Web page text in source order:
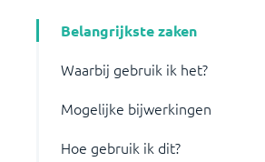
Belangrijkste zaken
Waarbij gebruik ik het?
Mogelijke bijwerkingen
Hoe gebruik ik dit?